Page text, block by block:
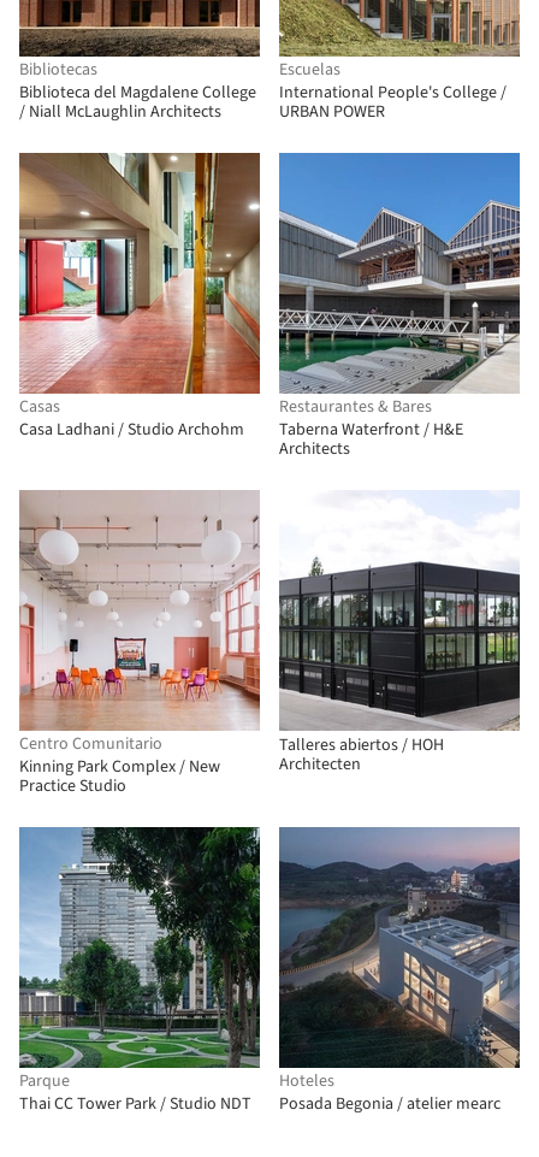
Bibliotecas
Biblioteca del Magdalene College
/ Niall McLaughlin Architects
Escuelas
International People's College /
URBAN POWER
Casas
Casa Ladhani / Studio Archohm
Restaurantes & Bares
Taberna Waterfront / H&E
Architects
Centro Comunitario
Kinning Park Complex / New
Practice Studio
Talleres abiertos / HOH
Architecten
Parque
Thai CC Tower Park / Studio NDT
Hoteles
Posada Begonia / atelier mearc